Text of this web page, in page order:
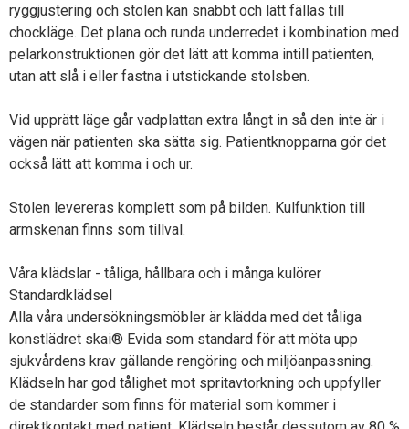
ryggjustering och stolen kan snabbt och lätt fällas till
chockläge. Det plana och runda underredet i kombination med
pelarkonstruktionen gör det lätt att komma intill patienten,
utan att slå i eller fastna i utstickande stolsben.
Vid upprätt läge går vadplattan extra långt in så den inte är i
vägen när patienten ska sätta sig. Patientknopparna gör det
också lätt att komma i och ur.
Stolen levereras komplett som på bilden. Kulfunktion till
armskenan finns som tillval.
Våra klädslar - tåliga, hållbara och i många kulörer
Standardklädsel
Alla våra undersökningsmöbler är klädda med det tåliga
konstlädret skai® Evida som standard för att möta upp
sjukvårdens krav gällande rengöring och miljöanpassning.
Klädseln har god tålighet mot spritavtorkning och uppfyller
de standarder som finns för material som kommer i